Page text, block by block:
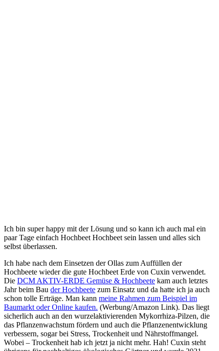
Ich bin super happy mit der Lösung und so kann ich auch mal ein
paar Tage einfach Hochbeet Hochbeet sein lassen und alles sich
selbst überlassen.
Ich habe nach dem Einsetzen der Ollas zum Auffüllen der
Hochbeete wieder die gute Hochbeet Erde von Cuxin verwendet.
Die DCM AKTIV-ERDE Gemüse & Hochbeete kam auch letztes
Jahr beim Bau der Hochbeete zum Einsatz und da hatte ich ja auch
schon tolle Erträge. Man kann meine Rahmen zum Beispiel im
Baumarkt oder Online kaufen. (Werbung/Amazon Link). Das liegt
sicherlich auch an den wurzelaktivierenden Mykorrhiza-Pilzen, die
das Pflanzenwachstum fördern und auch die Pflanzenentwicklung
verbessern, sogar bei Stress, Trockenheit und Nährstoffmangel.
Wobei – Trockenheit hab ich jetzt ja nicht mehr. Hah! Cuxin steht